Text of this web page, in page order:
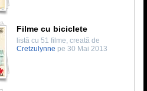
Filme cu biciclete
listă cu 51 filme, creată de
Cretzulynne pe 30 Mai 2013